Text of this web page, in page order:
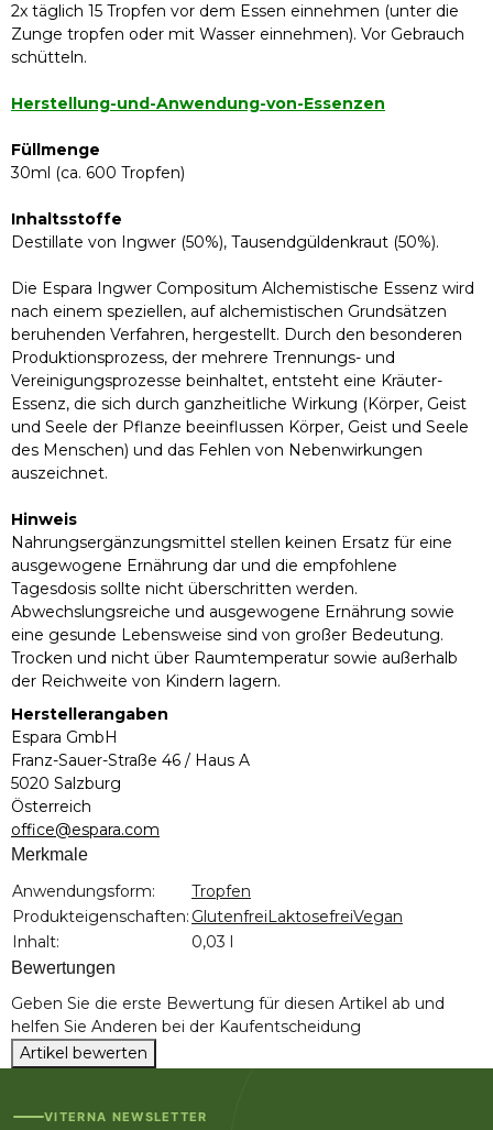
2x täglich 15 Tropfen vor dem Essen einnehmen (unter die
Zunge tropfen oder mit Wasser einnehmen). Vor Gebrauch
schütteln.
Herstellung-und-Anwendung-von-Essenzen
Füllmenge
30ml (ca. 600 Tropfen)
Inhaltsstoffe
Destillate von Ingwer (50%), Tausendgüldenkraut (50%).
Die Espara Ingwer Compositum Alchemistische Essenz wird
nach einem speziellen, auf alchemistischen Grundsätzen
beruhenden Verfahren, hergestellt. Durch den besonderen
Produktionsprozess, der mehrere Trennungs- und
Vereinigungsprozesse beinhaltet, entsteht eine Kräuter-
Essenz, die sich durch ganzheitliche Wirkung (Körper, Geist
und Seele der Pflanze beeinflussen Körper, Geist und Seele
des Menschen) und das Fehlen von Nebenwirkungen
auszeichnet.
Hinweis
Nahrungsergänzungsmittel stellen keinen Ersatz für eine
ausgewogene Ernährung dar und die empfohlene
Tagesdosis sollte nicht überschritten werden.
Abwechslungsreiche und ausgewogene Ernährung sowie
eine gesunde Lebensweise sind von großer Bedeutung.
Trocken und nicht über Raumtemperatur sowie außerhalb
der Reichweite von Kindern lagern.
Herstellerangaben
Espara GmbH
Franz-Sauer-Straße 46 / Haus A
5020 Salzburg
Österreich
office@espara.com
Merkmale
Produkteigenschaft
Wert
Anwendungsform:
Tropfen
Produkteigenschaften: GlutenfreiLaktosefreiVegan
Inhalt:
0,03 l
Bewertungen
Geben Sie die erste Bewertung für diesen Artikel ab und
helfen Sie Anderen bei der Kaufentscheidung
Artikel bewerten
VITERNA NEWSLETTER